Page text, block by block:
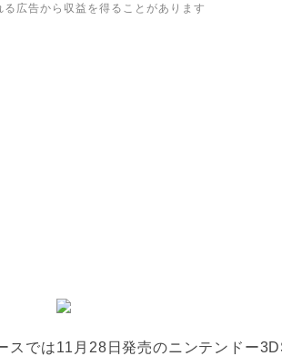
る広告から収益を得ることがあります
では11月28日発売のニンテンドー